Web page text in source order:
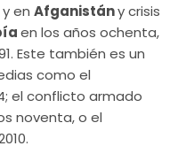
en Afganistány crisis
en los años ochenta,
Este también es un
como el
el conflicto armado
noventa, o el